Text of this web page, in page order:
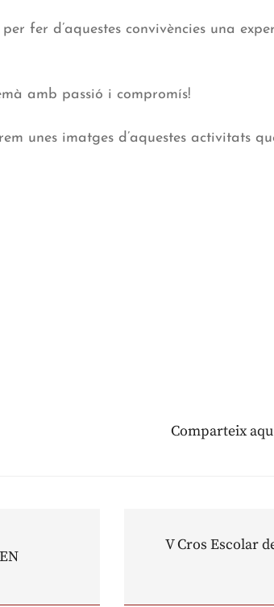
fer d’aquestes convivències una
amb passió i compromís!
unes imatges d’aquestes activitats
Comparteix
V Cros Escolar